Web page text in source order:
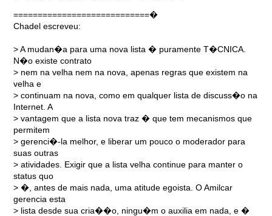
============================�
Chadel escreveu:
> A mudan�a para uma nova lista � puramente T�CNICA.
N�o existe contrato
> nem na velha nem na nova, apenas regras que existem na
velha e
> continuam na nova, como em qualquer lista de discuss�o na
Internet. A
> vantagem que a lista nova traz � que tem mecanismos que
permitem
> gerenci�-la melhor, e liberar um pouco o moderador para
suas outras
> atividades. Exigir que a lista velha continue para manter o
status quo
> �, antes de mais nada, uma atitude egoista. O Amilcar
gerencia esta
> lista desde sua cria��o, ningu�m o auxilia em nada, e �